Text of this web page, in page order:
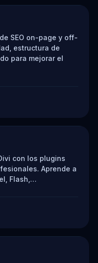
SEO on-page y off-
estructura de
para mejorar el
con los plugins
Aprende a
Flash,…